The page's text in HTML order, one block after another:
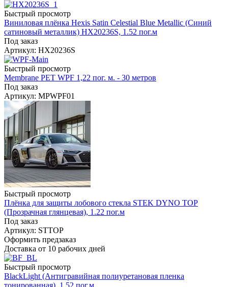
Быстрый просмотр
Виниловая плёнка Hexis Satin Celestial Blue Metallic (Синий
сатиновый металлик) HX20236S, 1.52 пог.м
Под заказ
Артикул: HX20236S
Быстрый просмотр
Membrane PET WPF 1,22 пог. м. - 30 метров
Под заказ
Артикул: MPWPF01
Быстрый просмотр
Плёнка для защиты лобового стекла STEK DYNO TOP
(Прозрачная глянцевая), 1.22 пог.м
Под заказ
Артикул: STTOP
Оформить предзаказ
Доставка от 10 рабочих дней
Быстрый просмотр
BlackLight (Антигравийная полиуретановая пленка
тонированная), 1,52 пог.м